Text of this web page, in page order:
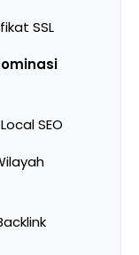
SSL
SEO